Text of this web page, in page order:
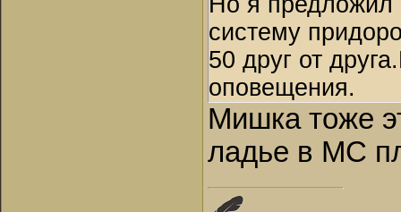
систему
50 друг от
оповещения.
Мишка тоже
ладье в МС